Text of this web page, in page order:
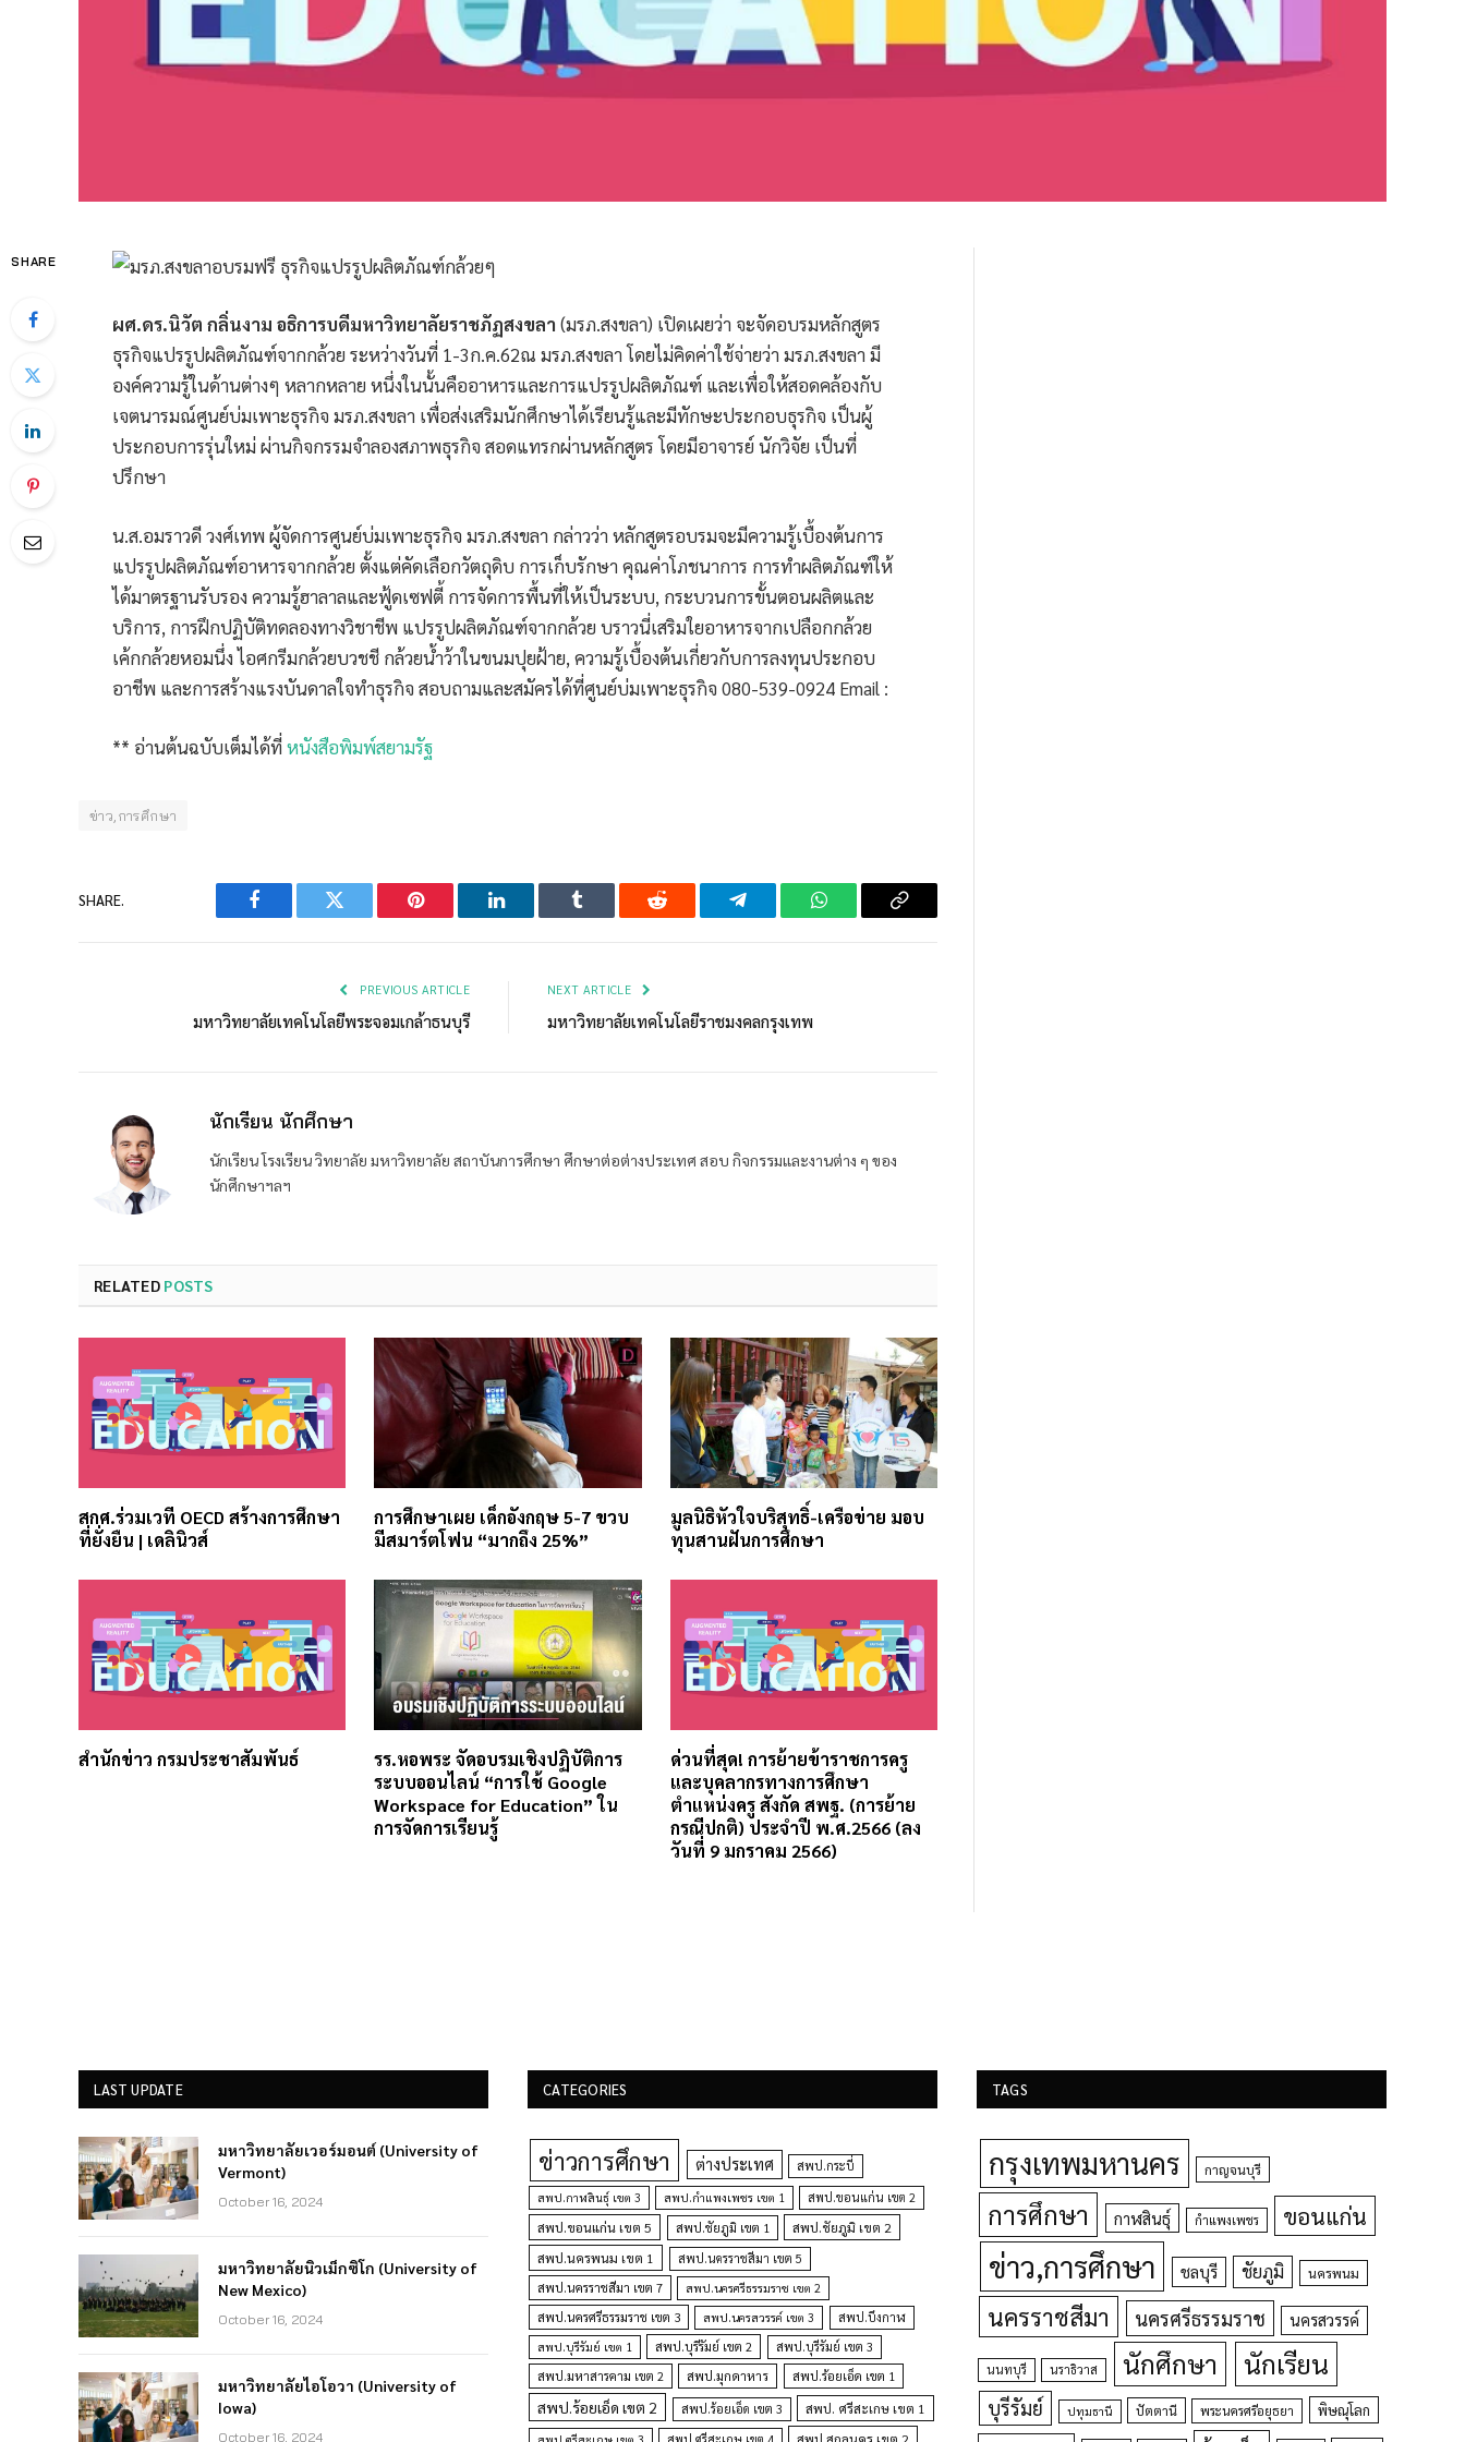
SHARE
ผศ.ดร.นิวัต กลิ่นงาม อธิการบดีมหาวิทยาลัยราชภัฏสงขลา (มรภ.สงขลา) เปิดเผยว่า จะจัดอบรมหลักสูตร
ธุรกิจแปรรูปผลิตภัณฑ์จากกล้วย ระหว่างวันที่ 1-3ก.ค.62ณ มรภ.สงขลา โดยไม่คิดค่าใช้จ่ายว่า มรภ.สงขลา มี
องค์ความรู้ในด้านต่างๆ หลากหลาย หนึ่งในนั้นคืออาหารและการแปรรูปผลิตภัณฑ์ และเพื่อให้สอดคล้องกับ
เจตนารมณ์ศูนย์บ่มเพาะธุรกิจ มรภ.สงขลา เพื่อส่งเสริมนักศึกษาได้เรียนรู้และมีทักษะประกอบธุรกิจ เป็นผู้
ประกอบการรุ่นใหม่ ผ่านกิจกรรมจำลองสภาพธุรกิจ สอดแทรกผ่านหลักสูตร โดยมีอาจารย์ นักวิจัย เป็นที่
ปรึกษา
น.ส.อมราวดี วงศ์เทพ ผู้จัดการศูนย์บ่มเพาะธุรกิจ มรภ.สงขลา กล่าวว่า หลักสูตรอบรมจะมีความรู้เบื้องต้นการ
แปรรูปผลิตภัณฑ์อาหารจากกล้วย ตั้งแต่คัดเลือกวัตถุดิบ การเก็บรักษา คุณค่าโภชนาการ การทำผลิตภัณฑ์ให้
ได้มาตรฐานรับรอง ความรู้ฮาลาลและฟู้ดเซฟตี้ การจัดการพื้นที่ให้เป็นระบบ, กระบวนการขั้นตอนผลิตและ
บริการ, การฝึกปฏิบัติทดลองทางวิชาชีพ แปรรูปผลิตภัณฑ์จากกล้วย บราวนี่เสริมใยอาหารจากเปลือกกล้วย
เค้กกล้วยหอมนึ่ง ไอศกรีมกล้วยบวชชี กล้วยน้ำว้าในขนมปุยฝ้าย, ความรู้เบื้องต้นเกี่ยวกับการลงทุนประกอบ
อาชีพ และการสร้างแรงบันดาลใจทำธุรกิจ สอบถามและสมัครได้ที่ศูนย์บ่มเพาะธุรกิจ 080-539-0924 Email :
** อ่านต้นฉบับเต็มได้ที่หนังสือพิมพ์สยามรัฐ
ข่าว,การศึกษา
SHARE.
Facebook Twitter Pinterest LinkedIn Tumblr Reddit Telegram WhatsAppCopy
PREVIOUS ARTICLE
มหาวิทยาลัยเทคโนโลยีพระจอมเกล้าธนบุรี
NEXT ARTICLE
มหาวิทยาลัยเทคโนโลยีราชมงคลกรุงเทพ
นักเรียน นักศึกษา
นักเรียน โรงเรียน วิทยาลัย มหาวิทยาลัย สถาบันการศึกษา ศึกษาต่อต่างประเทศ สอบ กิจกรรมและงานต่าง ๆ ของ
นักศึกษาฯลฯ
RELATED POSTS
สกศ.ร่วมเวที OECD สร้างการศึกษา
ที่ยั่งยืน | เดลินิวส์
การศึกษาเผย เด็กอังกฤษ 5-7 ขวบ
มีสมาร์ตโฟน “มากถึง 25%”
มูลนิธิหัวใจบริสุทธิ์-เครือข่าย มอบ
ทุนสานฝันการศึกษา
สำนักข่าว กรมประชาสัมพันธ์
รร.หอพระ จัดอบรมเชิงปฏิบัติการ
ระบบออนไลน์ “การใช้ Google
Workspace for Education” ใน
การจัดการเรียนรู้
ด่วนที่สุด! การย้ายข้าราชการครู
และบุคลากรทางการศึกษา
ตำแหน่งครู สังกัด สพฐ. (การย้าย
กรณีปกติ) ประจำปี พ.ศ.2566 (ลง
วันที่ 9 มกราคม 2566)
LAST UPDATE
มหาวิทยาลัยเวอร์มอนต์ (University of
Vermont)
October 16, 2024
มหาวิทยาลัยนิวเม็กซิโก (University of
New Mexico)
October 16, 2024
มหาวิทยาลัยไอโอวา (University of
Iowa)
October 16, 2024
CATEGORIES
ข่าวการศึกษา ต่างประเทศ สพป.กระบี่
สพป.กาฬสินธุ์ เขต 3 สพป.กำแพงเพชร เขต 1 สพป.ขอนแก่น เขต 2
สพป.ขอนแก่น เขต 5 สพป.ชัยภูมิ เขต 1
สพป.ชัยภูมิ เขต 2
สพป.นครพนม เขต 1
สพป.นครราชสีมา เขต 5
สพป.นครราชสีมา เขต 7
สพป.นครศรีธรรมราช เขต 2
สพป.นครศรีธรรมราช เขต 3 สพป.นครสวรรค์ เขต 3
สพป.บึงกาฬ
สพป.บุรีรัมย์ เขต 1
สพป.บุรีรัมย์ เขต 2
สพป.บุรีรัมย์ เขต 3
สพป.มหาสารคาม เขต 2
สพป.มุกดาหาร สพป.ร้อยเอ็ด เขต 1
สพป.ร้อยเอ็ด เขต 2 สพป.ร้อยเอ็ด เขต 3 สพป. ศรีสะเกษ เขต 1
สพป.ศรีสะเกษ เขต 3 สพป.ศรีสะเกษ เขต 4 สพป.สกลนคร เขต 2
TAGS
กรุงเทพมหานคร กาญจนบุรี
การศึกษา กาฬสินธุ์ กำแพงเพชร ขอนแก่น
ข่าว,การศึกษา ชลบุรี ชัยภูมิ นครพนม
นครราชสีมา นครศรีธรรมราช นครสวรรค์
นนทบุรี นราธิวาส นักศึกษา นักเรียน
บุรีรัมย์ ปทุมธานี ปัตตานี พระนครศรีอยุธยา พิษณุโลก